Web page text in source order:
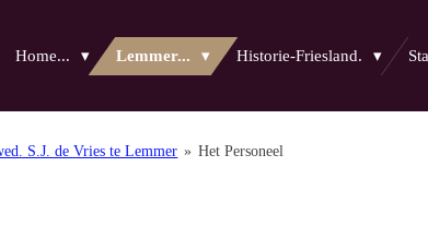
Home... Lemmer... Historie-Friesland.
S.J. de Vries te Lemmer » Het Personeel